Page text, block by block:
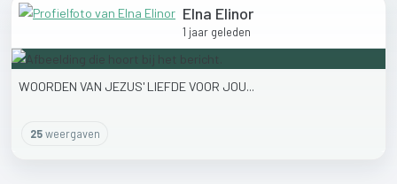
Elna Elinor
1 jaar geleden
WOORDEN VAN JEZUS' LIEFDEVOOR JOU...
25weergaven